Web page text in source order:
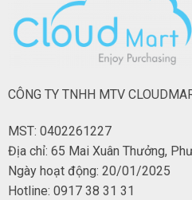
CÔNG TY TNHH MTV
MST: 0402261227
Địa chỉ: 65 Mai Xuân Thưởng,
Ngày hoạt động: 20/01/2025
Hotline: 0917 38 31 31